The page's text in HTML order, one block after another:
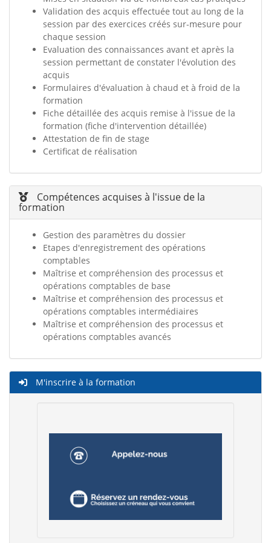
Validation des acquis effectuée tout au long de la
session par des exercices créés sur-mesure pour
chaque session
Evaluation des connaissances avant et après la
session permettant de constater l'évolution des
acquis
Formulaires d'évaluation à chaud et à froid de la
formation
Fiche détaillée des acquis remise à l'issue de la
formation (fiche d'intervention détaillée)
Attestation de fin de stage
Certificat de réalisation
Compétences acquises à l'issue de la
formation
Gestion des paramètres du dossier
Etapes d'enregistrement des opérations
comptables
Maîtrise et compréhension des processus et
opérations comptables de base
Maîtrise et compréhension des processus et
opérations comptables intermédiaires
Maîtrise et compréhension des processus et
opérations comptables avancés
M'inscrire à la formation